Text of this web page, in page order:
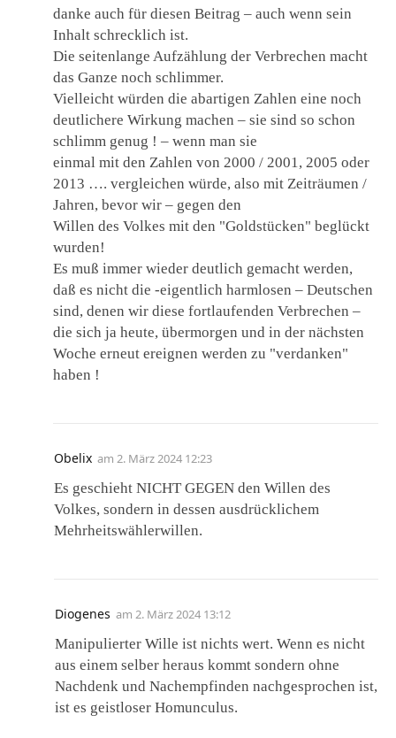
danke auch für diesen Beitrag – auch wenn sein
Inhalt schrecklich ist.
Die seitenlange Aufzählung der Verbrechen macht
das Ganze noch schlimmer.
Vielleicht würden die abartigen Zahlen eine noch
deutlichere Wirkung machen – sie sind so schon
schlimm genug ! – wenn man sie
einmal mit den Zahlen von 2000 / 2001, 2005 oder
2013 …. vergleichen würde, also mit Zeiträumen /
Jahren, bevor wir – gegen den
Willen des Volkes mit den "Goldstücken" beglückt
wurden!
Es muß immer wieder deutlich gemacht werden,
daß es nicht die -eigentlich harmlosen – Deutschen
sind, denen wir diese fortlaufenden Verbrechen –
die sich ja heute, übermorgen und in der nächsten
Woche erneut ereignen werden zu "verdanken"
haben !
Obelix am 2. März 2024 12:23
Es geschieht NICHT GEGEN den Willen des
Volkes, sondern in dessen ausdrücklichem
Mehrheitswählerwillen.
Diogenes am 2. März 2024 13:12
Manipulierter Wille ist nichts wert. Wenn es nicht
aus einem selber heraus kommt sondern ohne
Nachdenk und Nachempfinden nachgesprochen ist,
ist es geistloser Homunculus.